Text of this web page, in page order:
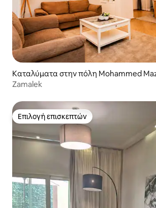
Καταλύματα στην πόλη Mohammed
Zamalek
Επιλογή επισκεπτών
Επιλογή επισκεπτών